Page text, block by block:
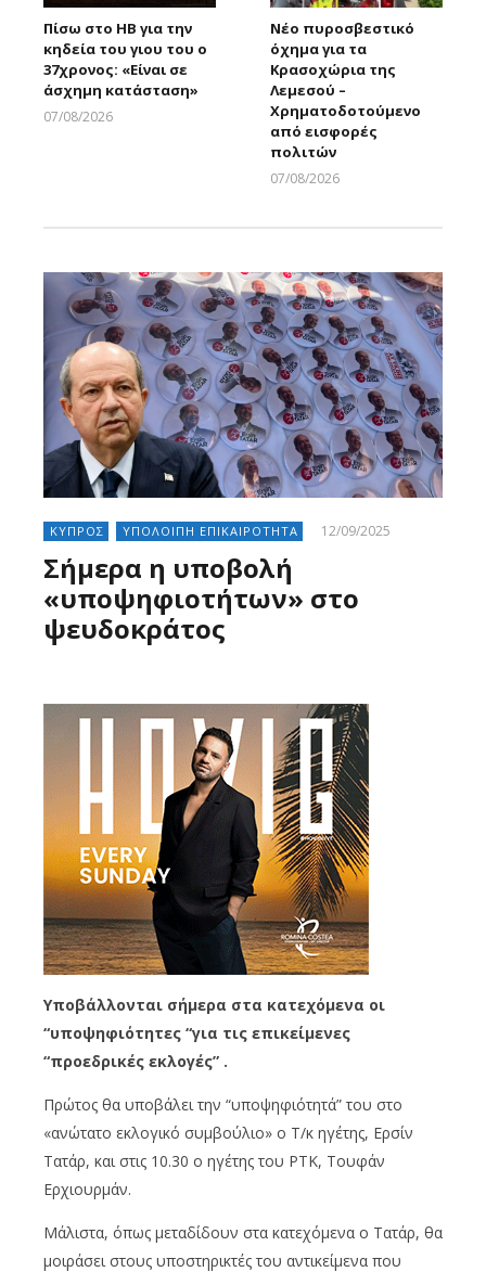
Πίσω στο ΗΒ για την
κηδεία του γιου του ο
37χρονος: «Είναι σε
άσχημη κατάσταση»
07/08/2026
Νέο πυροσβεστικό
όχημα για τα
Κρασοχώρια της
Λεμεσού –
Χρηματοδοτούμενο
από εισφορές
πολιτών
07/08/2026
ΚΥΠΡΟΣ ΥΠΟΛΟΙΠΗ ΕΠΙΚΑΙΡΟΤΗΤΑ 12/09/2025
Σήμερα η υποβολή
«υποψηφιοτήτων» στο
ψευδοκράτος
Υποβάλλονται σήμερα στα κατεχόμενα οι
“υποψηφιότητες “για τις επικείμενες
“προεδρικές εκλογές” .
Πρώτος θα υποβάλει την “υποψηφιότητά” του στο
«ανώτατο εκλογικό συμβούλιο» ο Τ/κ ηγέτης, Ερσίν
Τατάρ, και στις 10.30 ο ηγέτης του ΡΤΚ, Τουφάν
Ερχιουρμάν.
Μάλιστα, όπως μεταδίδουν στα κατεχόμενα ο Τατάρ, θα
μοιράσει στους υποστηρικτές του αντικείμενα που